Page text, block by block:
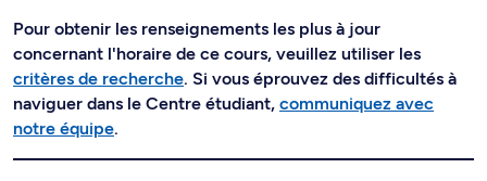
Pour obtenir les renseignements les plus à jour
concernant l'horaire de ce cours, veuillez utiliser les
critères de recherche. Si vous éprouvez des difficultés à
naviguer dans le Centre étudiant, communiquez avec
notre équipe.